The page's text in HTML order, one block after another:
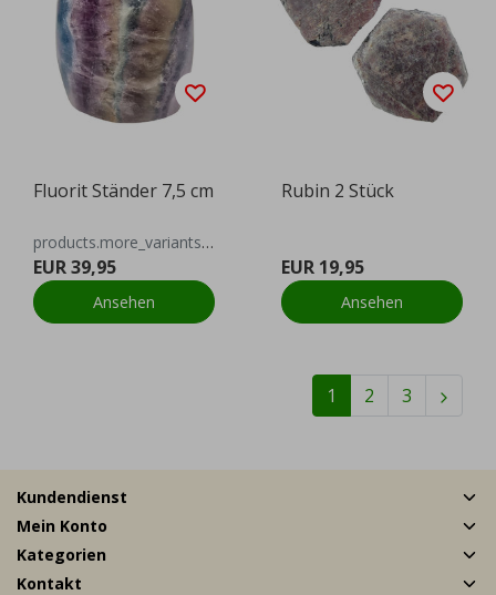
Fluorit Ständer 7,5 cm
products.more_variants_available
EUR 39,95
Ansehen
Rubin 2 Stück
EUR 19,95
Ansehen
1 2 3
Kundendienst
Mein Konto
Kategorien
Kontakt